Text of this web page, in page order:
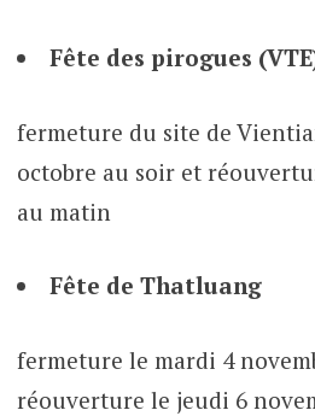
Fête des pirogues
fermeture du site de
octobre au soir et
au matin
Fête de Thatluang
fermeture le mardi 4
réouverture le jeudi 6